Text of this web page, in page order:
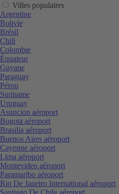
Villes populaires
Argentine
Bolivie
Brésil
Chili
Colombie
Équateur
Guyane
Paraguay
Pérou
Suriname
Uruguay
Asuncion aéroport
Bogota aéroport
Brasilia aéroport
Buenos Aires aéroport
Cayenne aéroport
Lima aéroport
Montevideo aéroport
Paramaribo aéroport
Rio De Janeiro International aéroport
Santiago De Chile aéroport